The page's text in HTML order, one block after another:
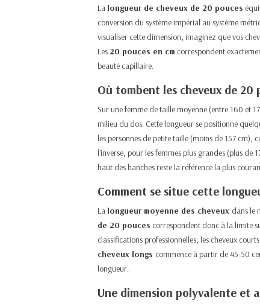
La longueur de cheveux de 20 pouces
conversion du système impérial au système
visualiser cette dimension, imaginez que vos
Les 20 pouces en cm correspondent
beauté capillaire.​
Où tombent les cheveux de 20
Sur une femme de taille moyenne (entre 160 et
milieu du dos. Cette longueur se positionne
les personnes de petite taille (moins de 157 cm),
l'inverse, pour les femmes plus grandes (plus de
haut des hanches reste la référence la plus
Comment se situe cette
La longueur moyenne des cheveux dans le
de 20 pouces correspondent donc à la limite
classifications professionnelles, les cheveux
cheveux longs commence à partir de 45-50
longueur.​
Une dimension polyvalente et